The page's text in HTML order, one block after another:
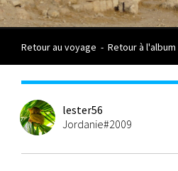
Retour au voyage - Retour à l'album
lester56
Jordanie#2009